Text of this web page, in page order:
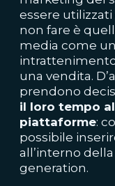
essere utilizzati
non fare è
media come
una vendita.
prendono
il loro tempo
piattaforme:
possibile
all’interno
generation.